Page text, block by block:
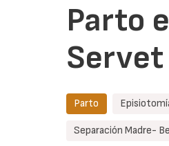
Parto
Servet
Parto
Separación Madre-